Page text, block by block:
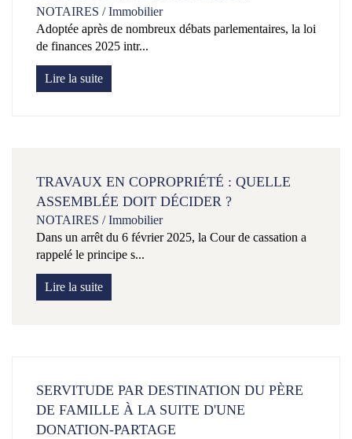
NOTAIRES /Immobilier
Adoptée après de nombreux débats parlementaires, la loi
de finances 2025 intr...
Lire la suite
TRAVAUX EN COPROPRIÉTÉ : QUELLE
ASSEMBLÉE DOIT DÉCIDER ?
NOTAIRES /Immobilier
Dans un arrêt du 6 février 2025, la Cour de cassation a
rappelé le principe s...
Lire la suite
SERVITUDE PAR DESTINATION DU PÈRE
DE FAMILLE À LA SUITE D'UNE
DONATION-PARTAGE